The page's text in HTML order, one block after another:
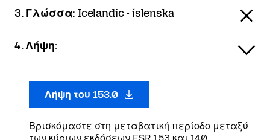
3. Γλώσσα:Icelandic - íslenska
4. Λήψη:
Λήψη του 153.0
Βρισκόμαστε στη μεταβατική περίοδο μεταξύ